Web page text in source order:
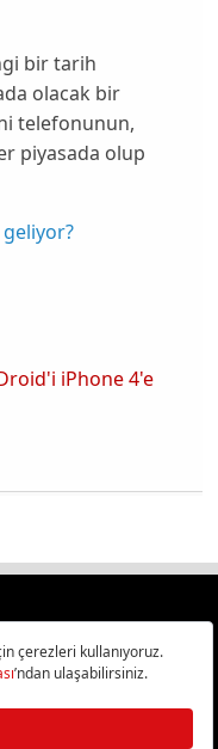
bir tarih
olacak bir
telefonunun,
piyasada olup
iPhone 4'e
Online’da!